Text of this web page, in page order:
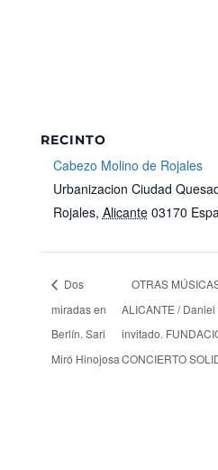
RECINTO
Cabezo Molino de Rojales
Urbanizacion Ciudad
Rojales, Alicante 03170
Dos
miradas en
Berlín. Sari
Miró Hinojosa
OTRAS
ALICANTE /
invitado.
CONCIERTO